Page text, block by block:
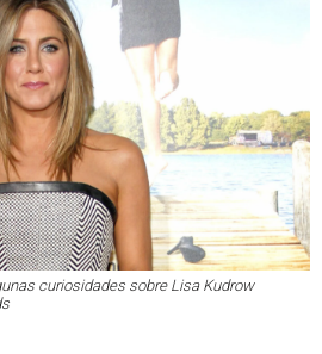
curiosidades sobre Lisa Kudrow